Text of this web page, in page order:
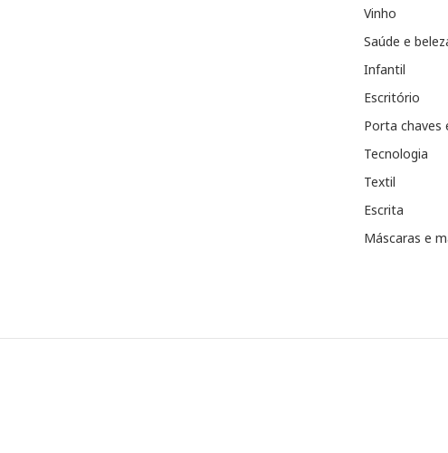
Vinho
Saúde e
Infantil
Escritório
Porta chaves
Tecnologia
Textil
Escrita
Máscaras e